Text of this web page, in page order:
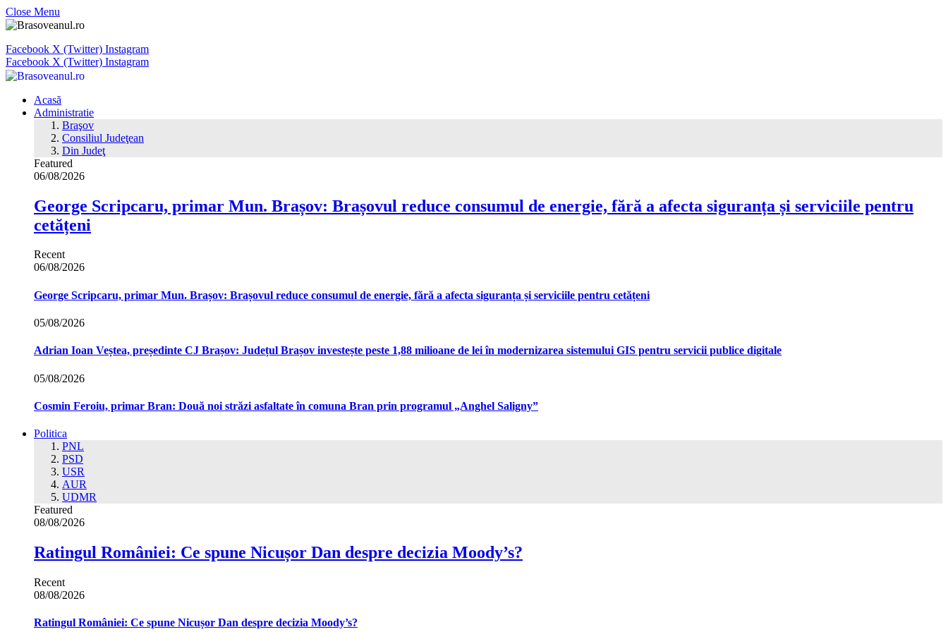
Close Menu
Facebook X (Twitter) Instagram
Facebook X (Twitter) Instagram
Acasă
Administratie
Braşov
Consiliul Judeţean
Din Judeţ
Featured
06/08/2026
George Scripcaru, primar Mun. Brașov: Brașovul reduce consumul de energie, fără a afecta siguranța și serviciile pentru
cetățeni
Recent
06/08/2026
George Scripcaru, primar Mun. Brașov: Brașovul reduce consumul de energie, fără a afecta siguranța și serviciile pentru cetățeni
05/08/2026
Adrian Ioan Veștea, președinte CJ Brașov: Județul Brașov investește peste 1,88 milioane de lei în modernizarea sistemului GIS pentru servicii publice digitale
05/08/2026
Cosmin Feroiu, primar Bran: Două noi străzi asfaltate în comuna Bran prin programul „Anghel Saligny”
Politica
PNL
PSD
USR
AUR
UDMR
Featured
08/08/2026
Ratingul României: Ce spune Nicușor Dan despre decizia Moody’s?
Recent
08/08/2026
Ratingul României: Ce spune Nicușor Dan despre decizia Moody’s?